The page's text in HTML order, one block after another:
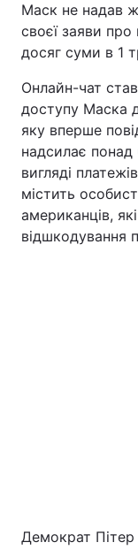
Маск не надав
своєї заяви
досяг суми в 1
Онлайн-чат
доступу Маска
яку вперше
надсилає понад
вигляді
містить
американців,
відшкодування
Демократ Пітер